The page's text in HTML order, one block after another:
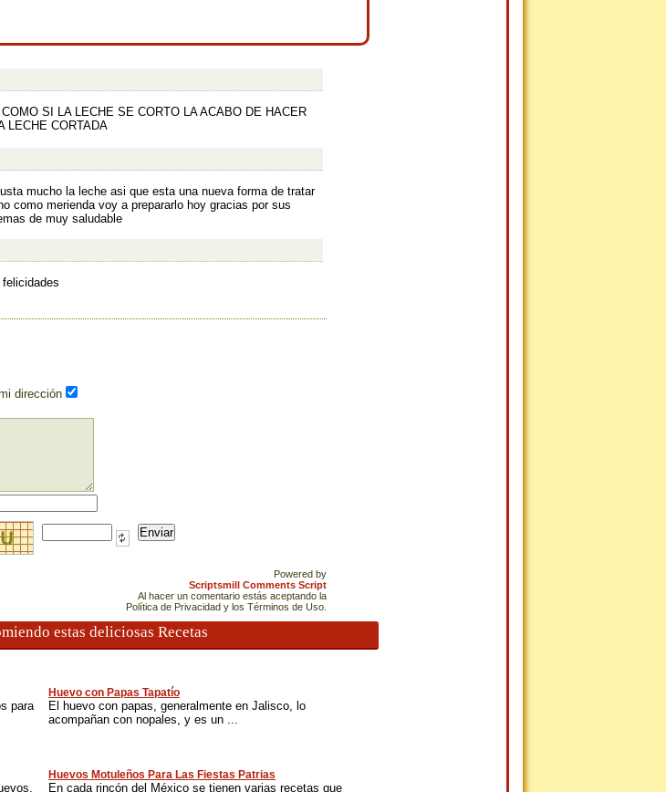
SI LA LECHE SE CORTO LA ACABO DE HACER
LECHE CORTADA
mucho la leche asi que esta una nueva forma de tratar
como merienda voy a prepararlo hoy gracias por sus
de muy saludable
dirección
Powered by
Scriptsmill Comments Script
Al hacer un comentario estás aceptando la
Política de Privacidad y los Términos de Uso.
estas deliciosas Recetas
para
Huevo con Papas Tapatío
El huevo con papas, generalmente en Jalisco, lo
acompañan con nopales, y es un ...
Huevos Motuleños Para Las Fiestas Patrias
En cada rincón del México se tienen varias recetas que